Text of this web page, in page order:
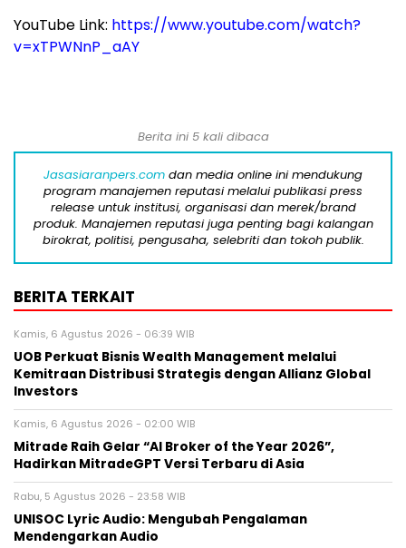
YouTube Link: https://www.youtube.com/watch?
v=xTPWNnP_aAY
Berita ini 5 kali dibaca
Jasasiaranpers.com dan media online ini mendukung
program manajemen reputasi melalui publikasi press
release untuk institusi, organisasi dan merek/brand
produk. Manajemen reputasi juga penting bagi kalangan
birokrat, politisi, pengusaha, selebriti dan tokoh publik.
BERITA TERKAIT
Kamis, 6 Agustus 2026 - 06:39 WIB
UOB Perkuat Bisnis Wealth Management melalui
Kemitraan Distribusi Strategis dengan Allianz Global
Investors
Kamis, 6 Agustus 2026 - 02:00 WIB
Mitrade Raih Gelar “AI Broker of the Year 2026”,
Hadirkan MitradeGPT Versi Terbaru di Asia
Rabu, 5 Agustus 2026 - 23:58 WIB
UNISOC Lyric Audio: Mengubah Pengalaman
Mendengarkan Audio